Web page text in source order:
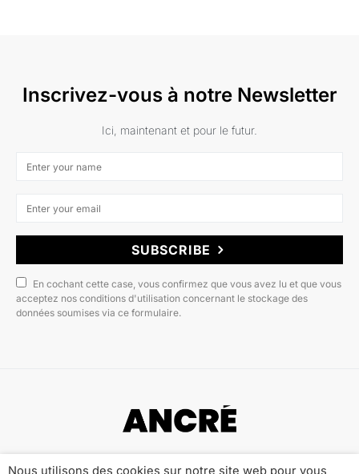
Inscrivez-vous à notre Newsletter
Ici, maintenant et pour le futur.
SUBSCRIBE
En cochant cette case, vous confirmez que vous avez lu et que vous
acceptez nos conditions d'utilisation concernant le stockage des
données soumises via ce formulaire.
Nous utilisons des cookies sur notre site web pour vous